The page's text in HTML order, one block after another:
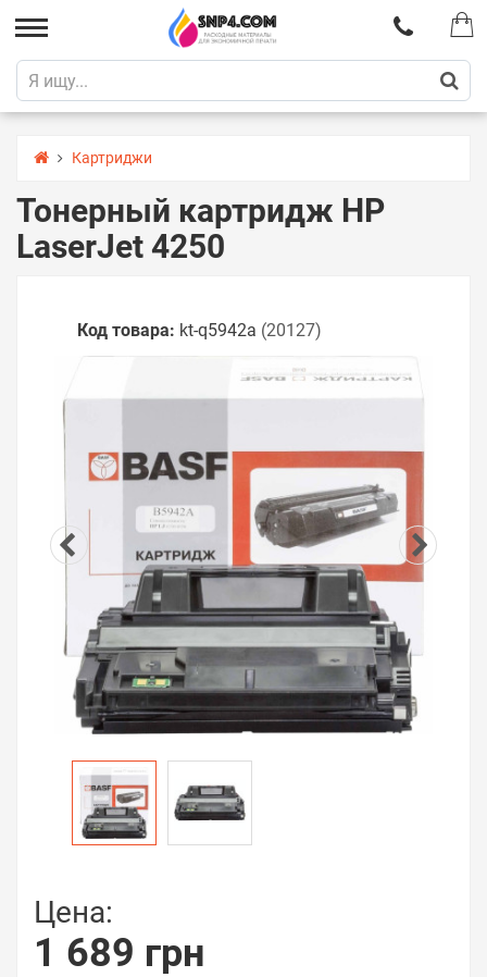
Картриджи
Тонерный картридж HP
LaserJet 4250
Код товара: kt-q5942a (20127)
Цена:
1 689 грн